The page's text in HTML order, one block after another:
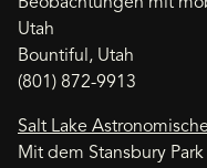
Utah
Bountiful, Utah
(801) 872-9913
Salt Lake
Mit dem Stansbury